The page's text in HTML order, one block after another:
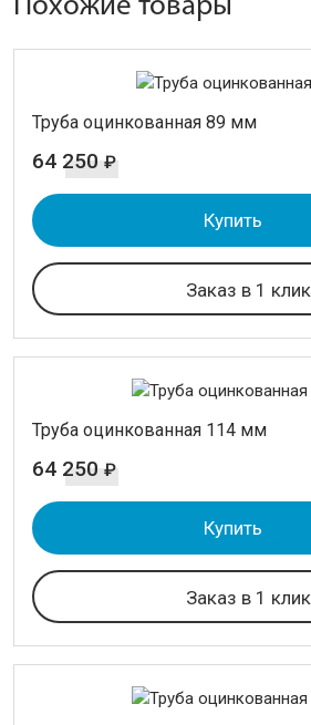
Похожие товары
Труба оцинкованная 89 мм
64 250 ₽
Купить
Заказ в 1 клик
Труба оцинкованная 114 мм
64 250 ₽
Купить
Заказ в 1 клик